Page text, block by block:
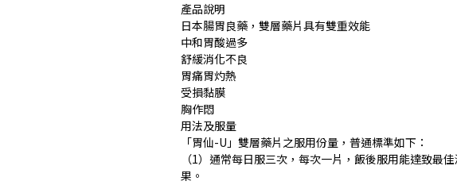
產品說明
日本腸胃良藥，雙層藥片具有雙重效能
中和胃酸過多
舒緩消化不良
胃痛胃灼熱
受損黏膜
胸作悶
用法及服量
「胃仙-U」雙層藥片之服用份量，普通標準如下：
（1）通常每日服三次，每次一片，飯後服用能達致最
果。